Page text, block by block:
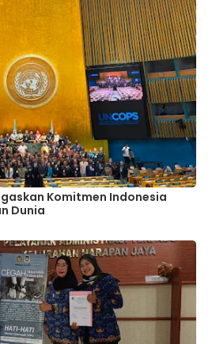
Komitmen Indonesia
Dunia